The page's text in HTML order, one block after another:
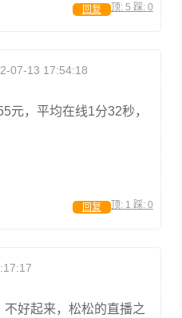
顶: 5 踩: 0
回复
07-13 17:54:18
元，平均在线1分32秒，
顶: 1 踩: 0
回复
好起来，松松的直播之